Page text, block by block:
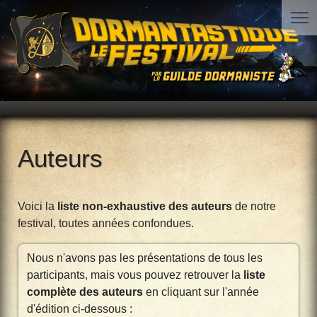
Auteurs
Voici la liste non-exhaustive des auteurs de notre
festival, toutes années confondues.
Nous n'avons pas les présentations de tous les
participants, mais vous pouvez retrouver la liste
complète des auteurs en cliquant sur l'année
d'édition ci-dessous :